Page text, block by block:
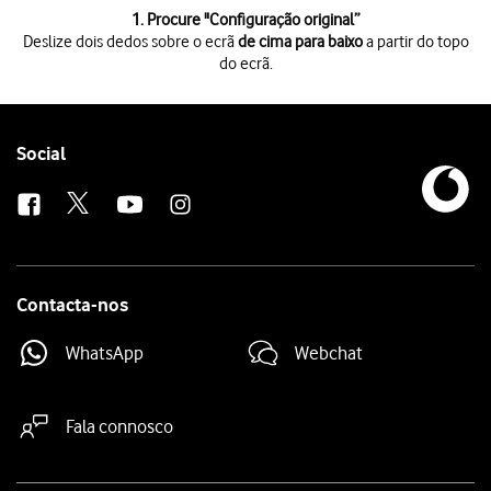
1. Procure "Configuração original”
Deslize dois dedos sobre o ecrãde cima para baixoa partir do topo
do ecrã.
Primao ícone de definições.
PrimaRepor
Prima
REINICIAR TELEFONE
Prima
APAGAR TUDO . Aguarde um momento enquanto o telefone
Follow
Social
Contacta-nos
WhatsApp Webchat
Fala connosco